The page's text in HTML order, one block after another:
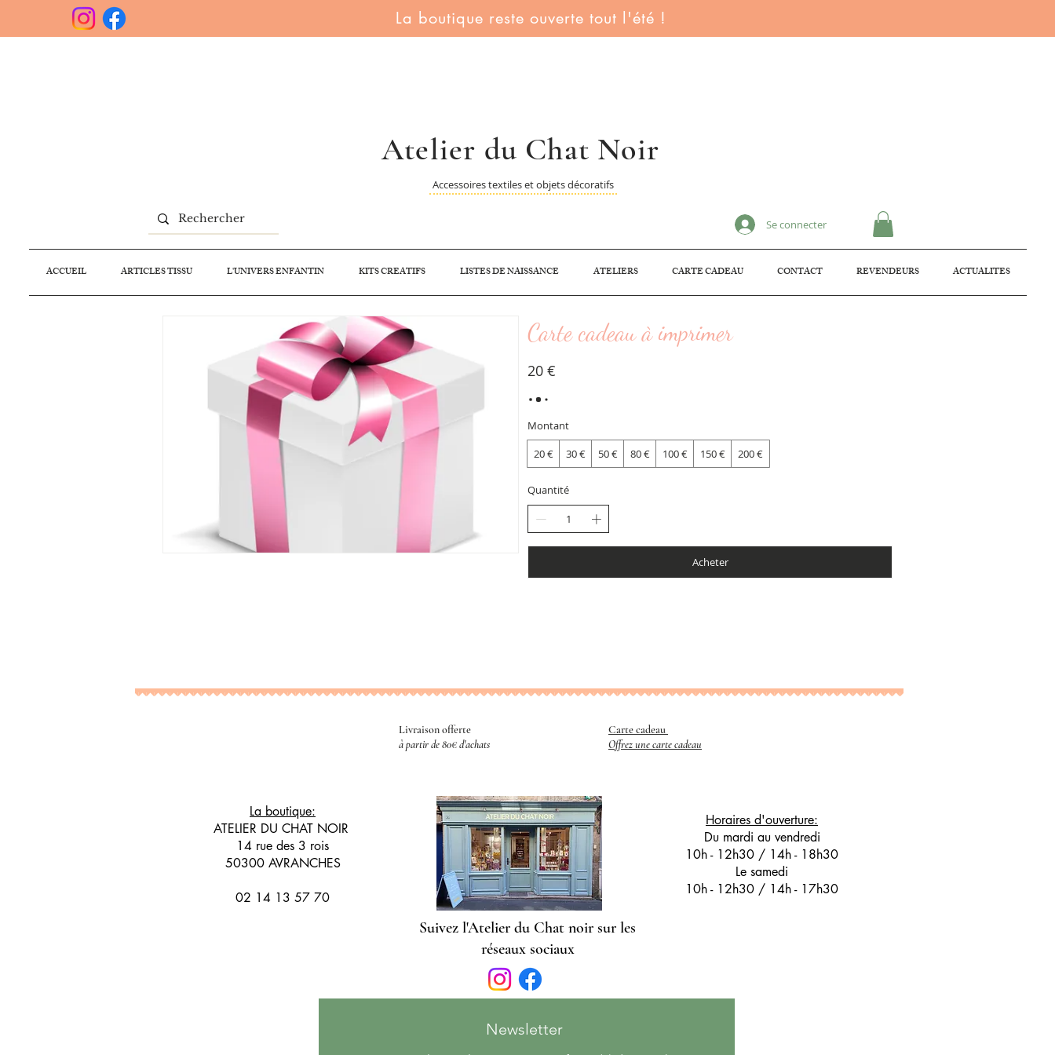
La boutique reste ouverte tout l'été !
Atelier du Chat Noir
Accessoires textiles et objets décoratifs
Se connecter
ACCUEIL ARTICLES TISSU L'UNIVERS ENFANTIN KITS CREATIFS LISTES DE NAISSANCE ATELIERS CARTE CADEAU CONTACT REVENDEURS ACTUALITES
Carte cadeau à imprimer
20 €
Montant
20 €
30 € 50 € 80 € 100 € 150 € 200 €
Quantité
Acheter
Livraison offerte
à partir de 80€ d'achats
Carte cadeau
Offrez une carte cadeau
La boutique:
ATELIER DU CHAT NOIR
14 rue des 3 rois
50300 AVRANCHES
02 14 13 57 70
Horaires d'ouverture:
Du mardi au vendredi
10h - 12h30 / 14h - 18h30
Le samedi
10h - 12h30 / 14h - 17h30
Suivez l'Atelier du Chat noir sur les
réseaux sociaux